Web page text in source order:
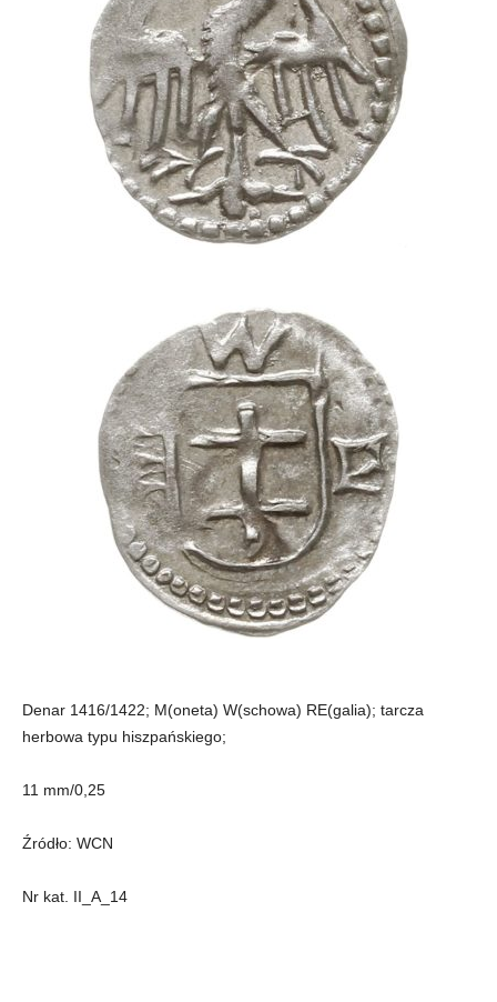
Denar 1416/1422; M(oneta) W(schowa) RE(galia); tarcza
herbowa typu hiszpańskiego;
11 mm/0,25
Źródło: WCN
Nr kat. II_A_14